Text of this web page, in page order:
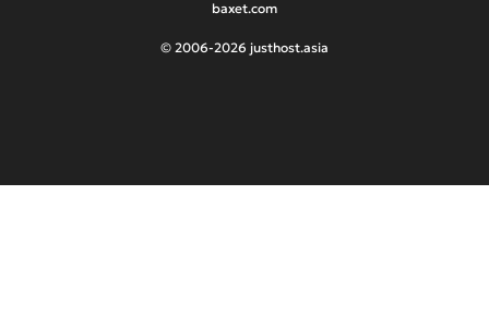
baxet.com
© 2006-2026 justhost.asia